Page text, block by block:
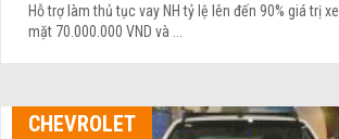
Hỗ trợ làm thủ tục vay NH tỷ lệ lên đến 90% giá trị
mặt 70.000.000 VND và ...
CHEVROLET